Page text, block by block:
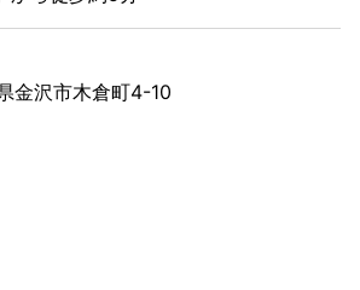
金沢市木倉町4-10